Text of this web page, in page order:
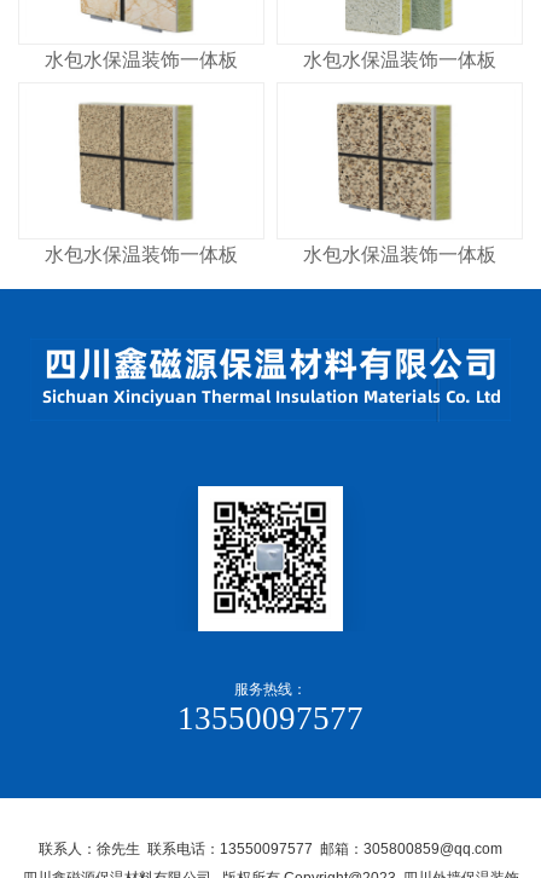
水包水保温装饰一体板 水包水保温装饰一体板
水包水保温装饰一体板 水包水保温装饰一体板
服务热线：
13550097577
联系人：徐先生 联系电话：13550097577 邮箱：305800859@qq.com